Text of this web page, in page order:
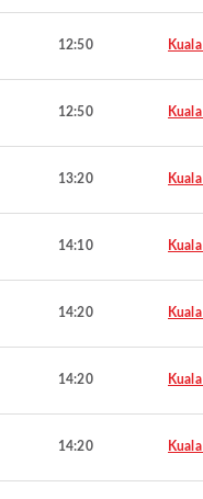
12:50
12:50
13:20
14:10
14:20
14:20
14:20